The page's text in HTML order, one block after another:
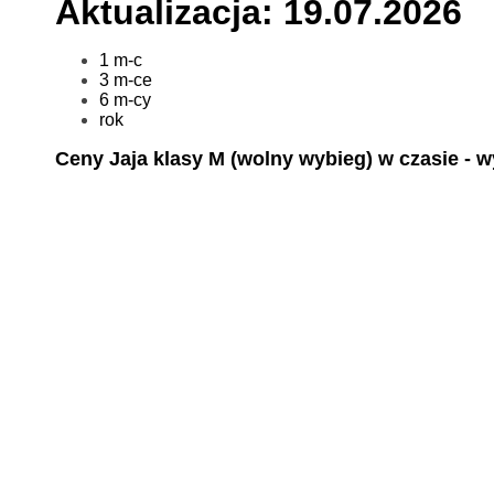
Aktualizacja: 19.07.2026
1 m-c
3 m-ce
6 m-cy
rok
Ceny Jaja klasy M (wolny wybieg) w czasie -